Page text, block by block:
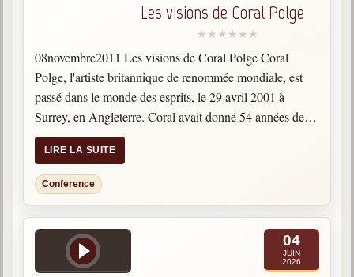
Les visions de Coral Polge
08novembre2011 Les visions de Coral Polge Coral
Polge, l'artiste britannique de renommée mondiale, est
passé dans le monde des esprits, le 29 avril 2001 à
Surrey, en Angleterre. Coral avait donné 54 années de
loyaux services au monde des esprits et à…
LIRE LA SUITE
Conference
04
JUIN
2026